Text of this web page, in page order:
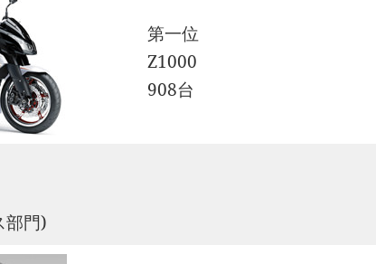
第一位
Z1000
908台
部門)